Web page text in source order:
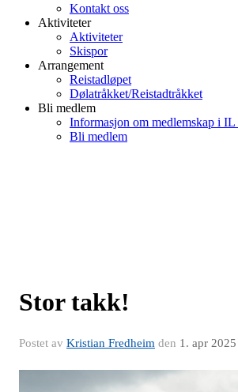
Kontakt oss
Aktiviteter
Aktiviteter
Skispor
Arrangement
Reistadløpet
Dølatråkket/Reistadtråkket
Bli medlem
Informasjon om medlemskap i IL
Bli medlem
Stor takk!
Postet av Kristian Fredheim den 1. apr 2025